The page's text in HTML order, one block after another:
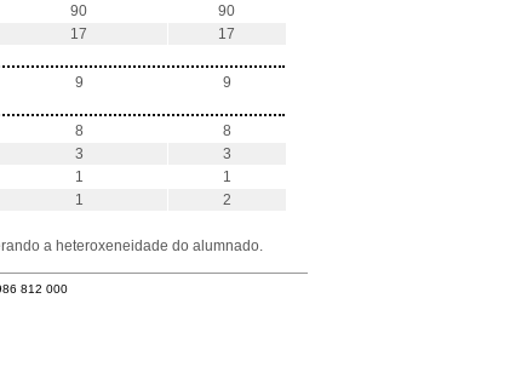
90
90
17 17
9 9
8
8
3
3
1
1
1 2
a heteroxeneidade do alumnado.
812 000